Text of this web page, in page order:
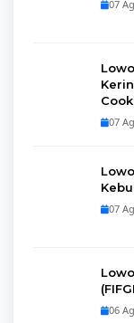
07
07
07
06